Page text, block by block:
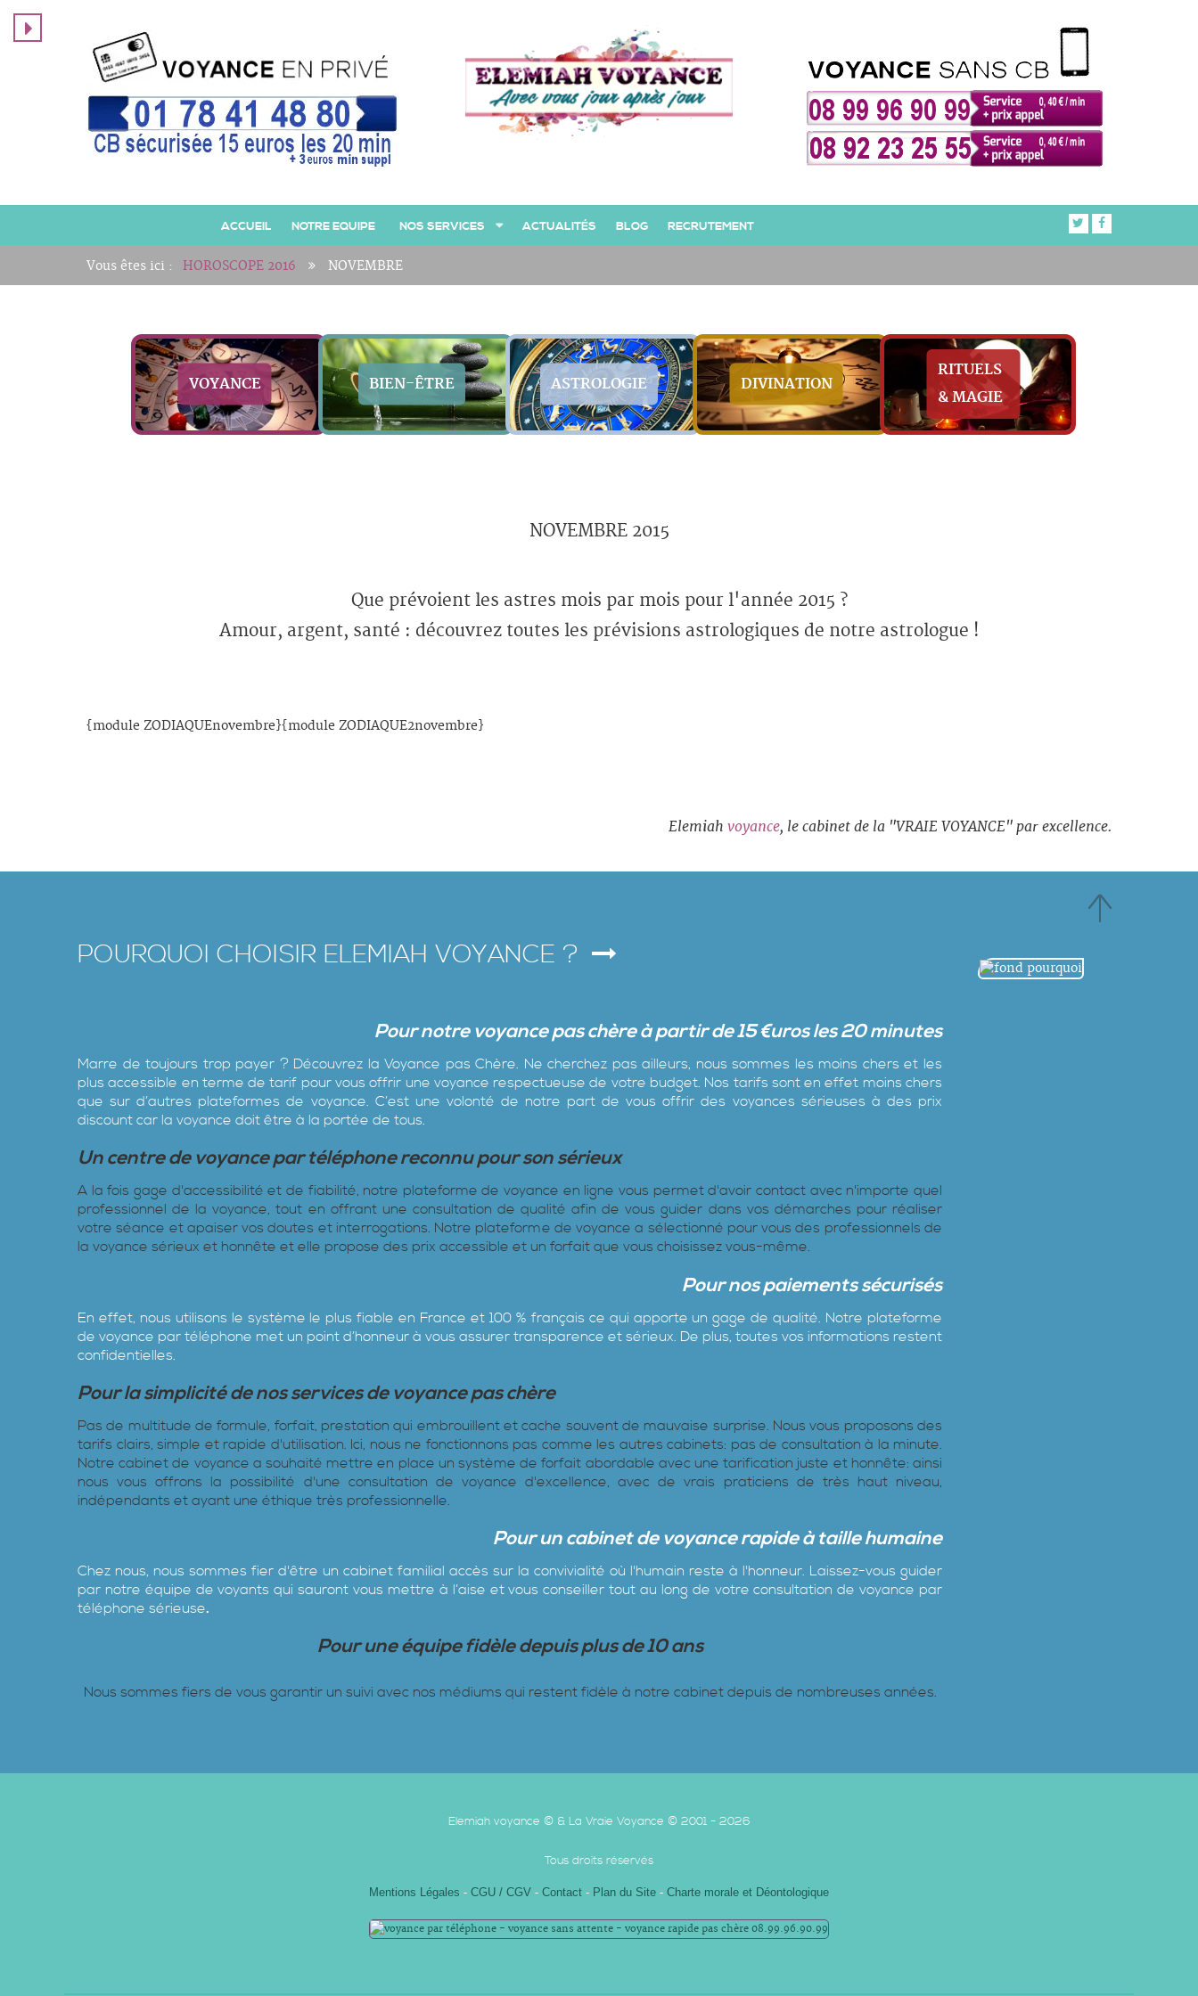
ACCUEIL NOTRE EQUIPE NOS SERVICES ACTUALITÉS BLOG RECRUTEMENT
Vous êtes ici : HOROSCOPE 2016 NOVEMBRE
VOYANCE BIEN-ÊTRE ASTROLOGIE DIVINATION
RITUELS
& MAGIE
NOVEMBRE 2015
Que prévoient les astres mois par mois pour l'année 2015 ?
Amour, argent, santé : découvrez toutes les prévisions astrologiques de notre astrologue !
{module ZODIAQUEnovembre}{module ZODIAQUE2novembre}
Elemiah voyance, le cabinet de la "VRAIE VOYANCE" par excellence.
POURQUOI CHOISIR ELEMIAH VOYANCE ?
Pour notre voyancepaschère à partir de 15 €uros les 20 minutes
Marre de toujours trop payer ? Découvrez la Voyance pas Chère‎. Ne cherchez pas ailleurs, nous sommes les moins chers et les
plus accessible en terme de tarif pour vous offrir une voyance respectueuse de votre budget. Nos tarifs sont en effet moins chers
que sur d’autres plateformes de voyance. C’est une volonté de notre part de vous offrir des voyances sérieuses à des prix
discount car la voyance doit être à la portée de tous.
Un centre de voyance par téléphone reconnu pour son sérieux
A la fois gage d'accessibilité et de fiabilité, notre plateforme de voyance en ligne vous permet d'avoir contact avec n'importe quel
professionnel de la voyance, tout en offrant une consultation de qualité afin de vous guider dans vos démarches pour réaliser
votre séance et apaiser vos doutes et interrogations. Notre plateforme de voyance a sélectionné pour vous des professionnels de
la voyance sérieux et honnête et elle propose des prix accessible et un forfait que vous choisissez vous-même.
Pour nos paiements sécurisés
En effet, nous utilisons le système le plus fiable en France et 100 % français ce qui apporte un gage de qualité. Notre plateforme
de voyance par téléphone met un point d’honneur à vous assurer transparence et sérieux. De plus, toutes vos informations restent
confidentielles.
Pour la simplicité de nos services de voyance pas chère
Pas de multitude de formule, forfait, prestation qui embrouillent et cache souvent de mauvaise surprise. Nous vous proposons des
tarifs clairs, simple et rapide d'utilisation. Ici, nous ne fonctionnons pas comme les autres cabinets: pas de consultation à la minute.
Notre cabinet de voyance a souhaité mettre en place un système de forfait abordable avec une tarification juste et honnête: ainsi
nous vous offrons la possibilité d'une consultation de voyance d'excellence, avec de vrais praticiens de très haut niveau,
indépendants et ayant une éthique très professionnelle.
Pour un cabinet de voyance rapide à taille humaine
Chez nous, nous sommes fier d'être un cabinet familial accès sur la convivialité où l'humain reste à l'honneur. Laissez-vous guider
par notre équipe de voyants qui sauront vous mettre à l’aise et vous conseiller tout au long de votre consultation de voyance par
téléphone sérieuse.
Pour une équipe fidèle depuis plus de 10 ans
Nous sommes fiers de vous garantir un suivi avec nos médiums qui restent fidèle à notre cabinet depuis de nombreuses années.
Elemiah voyance © & La Vraie Voyance © 2001 - 2026
Tous droits réservés
Mentions Légales - CGU / CGV - Contact - Plan du Site - Charte morale et Déontologique